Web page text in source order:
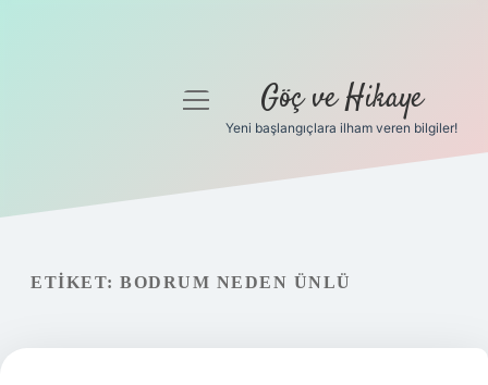
Gizlilik Politikası
menüyü
Göç ve Hikaye
Yeni başlangıçlara ilham veren bilgiler!
ETIKET: BODRUM NEDEN ÜNLÜ